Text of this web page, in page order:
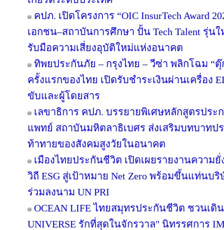
คปภ. เปิดโครงการ “OIC InsurTech Award
เอกชน–สถาบันการศึกษา ปั้น Tech Talent รุ่น
รับมือความเสี่ยงอุบัติใหม่แห่งอนาคต
ทิพยประกันภัย – กรุงไทย – วีซ่า พลิกโฉม “ตุ๊
ครั้งแรกของไทย เปิดรับชำระเงินผ่านเครื่อง
ขับและผู้โดยสาร
เลขาธิการ คปภ. บรรยายพิเศษหลักสูตรปร
แพทย์ สถาบันมหิตลาธิเบศร ส่งเสริมบทบาท
ท้าทายของสังคมสูงวัยในอนาคต
เมืองไทยประกันชีวิต เปิดเผยรายงานความ
วิถี ESG สู่เป้าหมาย Net Zero พร้อมขึ้นแท่น
ร่วมลงนาม UN PRI
OCEAN LIFE ไทยสมุทรประกันชีวิต ชวนเดิ
UNIVERSE รักที่สุดในจักรวาล" นิทรรศการ